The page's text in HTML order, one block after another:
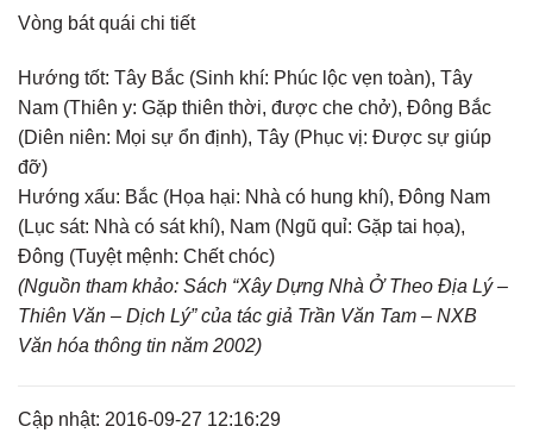
Vòng bát quái chi tiết
Hướng tốt: Tây Bắc (Sinh khí: Phúc lộc vẹn toàn), Tây
Nam (Thiên y: Gặp thiên thời, được che chở), Đông Bắc
(Diên niên: Mọi sự ổn định), Tây (Phục vị: Được sự giúp
đỡ)
Hướng xấu: Bắc (Họa hại: Nhà có hung khí), Đông Nam
(Lục sát: Nhà có sát khí), Nam (Ngũ quỉ: Gặp tai họa),
Đông (Tuyệt mệnh: Chết chóc)
(Nguồn tham khảo: Sách “Xây Dựng Nhà Ở Theo Địa Lý –
Thiên Văn – Dịch Lý” của tác giả Trần Văn Tam – NXB
Văn hóa thông tin năm 2002)
Cập nhật: 2016-09-27 12:16:29